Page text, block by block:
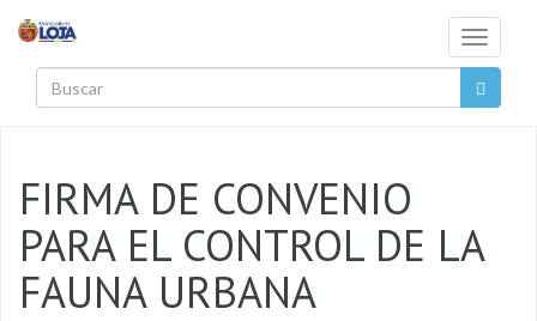
Toggle
FIRMA DE CONVENIO
PARA EL CONTROL DE LA
FAUNA URBANA